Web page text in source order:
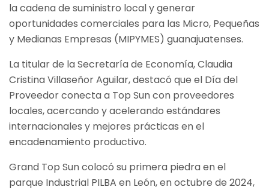
la cadena de suministro local y generar
oportunidades comerciales para las Micro, Pequeñas
y Medianas Empresas (MIPYMES) guanajuatenses.
La titular de la Secretaría de Economía, Claudia
Cristina Villaseñor Aguilar, destacó que el Día del
Proveedor conecta a Top Sun con proveedores
locales, acercando y acelerando estándares
internacionales y mejores prácticas en el
encadenamiento productivo.
Grand Top Sun colocó su primera piedra en el
parque Industrial PILBA en León, en octubre de 2024,